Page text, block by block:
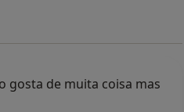
gosta de muita coisa mas